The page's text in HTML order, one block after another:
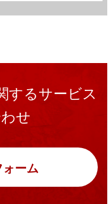
するサービス
せ
ーム